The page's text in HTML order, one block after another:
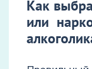
Как
или